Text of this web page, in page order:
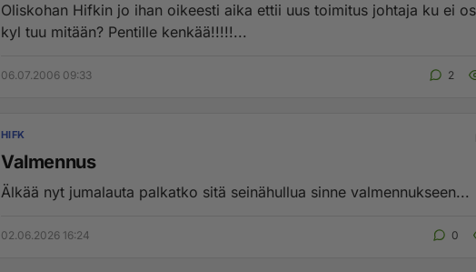
Oliskohan Hifkin jo ihan oikeesti aika ettii uus toimitus johtaja ku ei
kyl tuu mitään? Pentille kenkää!!!!!...
06.07.2006 09:33 2
HIFK
Valmennus
Älkää nyt jumalauta palkatko sitä seinähullua sinne valmennukseen...
02.06.2026 16:24 0